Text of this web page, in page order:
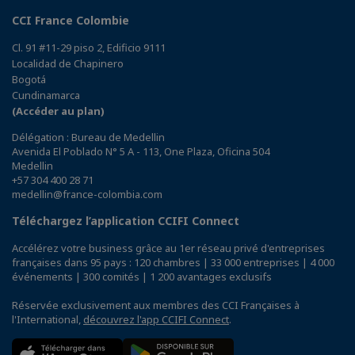
CCI France Colombie
Cl. 91 #11-29 piso 2, Edificio 9111
Localidad de Chapinero
Bogotá
Cundinamarca
(Accéder au plan)
Délégation : Bureau de Medellin
Avenida El Poblado N° 5 A - 113, One Plaza, Oficina 504
Medellin
+57 304 400 28 71
medellin@france-colombia.com
Téléchargez l’application CCIFI Connect
Accélérez votre business grâce au 1er réseau privé d'entreprises
françaises dans 95 pays : 120 chambres | 33 000 entreprises | 4 000
événements | 300 comités | 1 200 avantages exclusifs
Réservée exclusivement aux membres des CCI Françaises à
l'International, découvrez l'app CCIFI Connect.